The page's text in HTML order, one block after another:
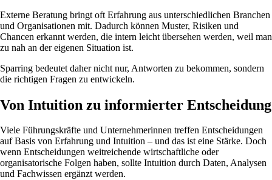
Externe Beratung bringt oft Erfahrung aus unterschiedlichen Branchen
und Organisationen mit. Dadurch können Muster, Risiken und
Chancen erkannt werden, die intern leicht übersehen werden, weil man
zu nah an der eigenen Situation ist.
Sparring bedeutet daher nicht nur, Antworten zu bekommen, sondern
die richtigen Fragen zu entwickeln.
Von Intuition zu informierter Entscheidung
Viele Führungskräfte und Unternehmerinnen treffen Entscheidungen
auf Basis von Erfahrung und Intuition – und das ist eine Stärke. Doch
wenn Entscheidungen weitreichende wirtschaftliche oder
organisatorische Folgen haben, sollte Intuition durch Daten, Analysen
und Fachwissen ergänzt werden.